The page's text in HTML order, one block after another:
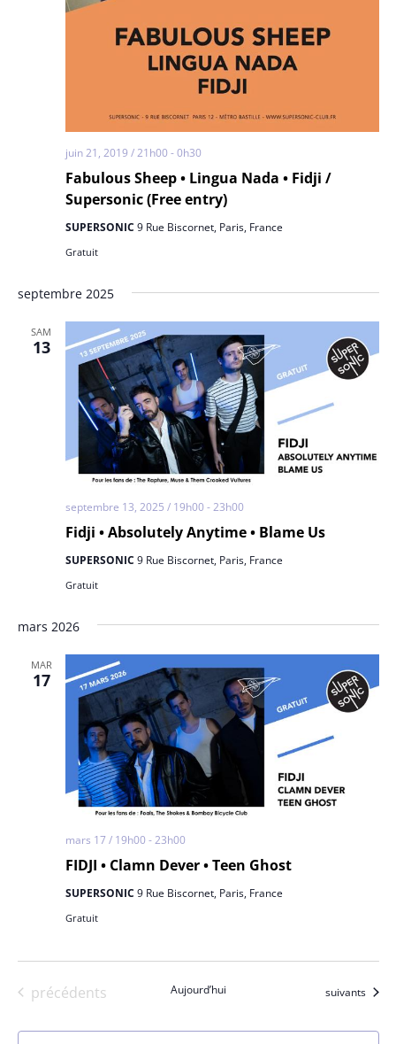
Fabulous Sheep • Lingua Nada • Fidji /
Supersonic (Free entry)
juin 21, 2019 / 21h00 -0h30
SUPERSONIC 9 Rue Biscornet, Paris, France
Gratuit
septembre 2025
SAM
13
Fidji • Absolutely Anytime • Blame Us
septembre 13, 2025 / 19h00 -23h00
SUPERSONIC 9 Rue Biscornet, Paris, France
Gratuit
mars 2026
MAR
17
FIDJI • Clamn Dever • Teen Ghost
mars 17 / 19h00 -23h00
SUPERSONIC 9 Rue Biscornet, Paris, France
Gratuit
Évènements
précédents Aujourd’hui Évènements
suivants